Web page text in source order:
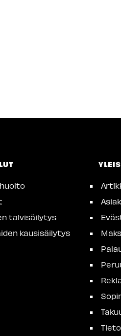
talvisäilytys
kausisäilytys